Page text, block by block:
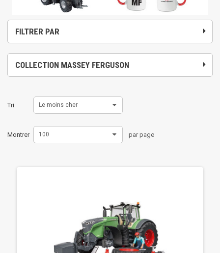
COLLECTION MASSEY FERGUSON
FILTRER PAR
Tri Le moins cher
Montrer 100 par page